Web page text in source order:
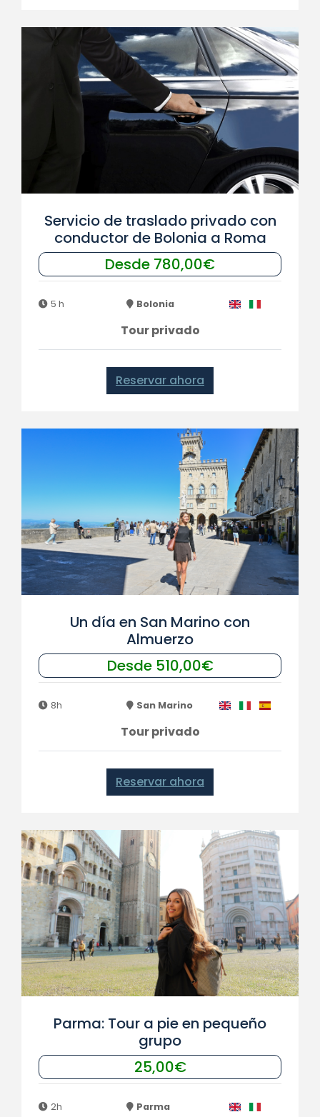
Servicio de traslado privado con
conductor de Bolonia a Roma
Desde 780,00€
5 h Bolonia
Tour privado
Reservar ahora
Un día en San Marino con
Almuerzo
Desde 510,00€
8h San Marino
Tour privado
Reservar ahora
Parma: Tour a pie en pequeño
grupo
25,00€
2h Parma